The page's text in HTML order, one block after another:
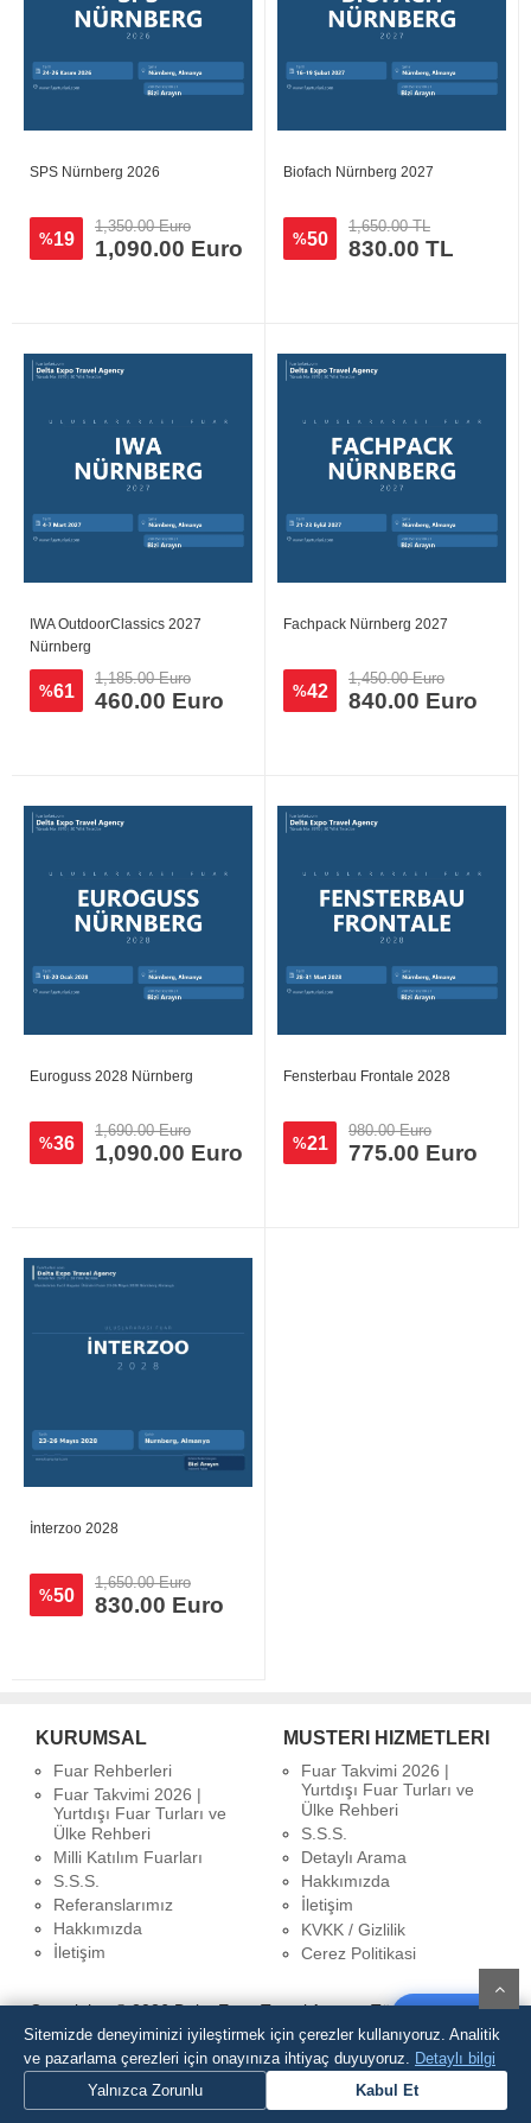
Anasayfa Hakkımızda Referanslarımız Fuar Rehberleri Iletisim
SPS Nürnberg 2026
%19
1,350.00 Euro
1,090.00 Euro
Biofach Nürnberg 2027
%50
1,650.00 TL
830.00 TL
IWA OutdoorClassics 2027
Nürnberg
%61
1,185.00 Euro
460.00 Euro
Fachpack Nürnberg 2027
%42
1,450.00 Euro
840.00 Euro
Euroguss 2028 Nürnberg
%36
1,690.00 Euro
1,090.00 Euro
Fensterbau Frontale 2028
%21
980.00 Euro
775.00 Euro
İnterzoo 2028
%50
1,650.00 Euro
830.00 Euro
KURUMSAL
Fuar Rehberleri
Fuar Takvimi 2026 |
Yurtdışı Fuar Turları ve
Ülke Rehberi
Milli Katılım Fuarları
S.S.S.
Referanslarımız
Hakkımızda
İletişim
MUSTERI HIZMETLERI
Fuar Takvimi 2026 |
Yurtdışı Fuar Turları ve
Ülke Rehberi
S.S.S.
Detaylı Arama
Hakkımızda
İletişim
KVKK / Gizlilik
Cerez Politikasi
Copyrights © 2026 Delta Expo Travel Agency Türsab Belge No:
3970
WhatsApp Destek Hattı
Sitemizde deneyiminizi iyileştirmek için çerezler kullanıyoruz. Analitik
ve pazarlama çerezleri için onayınıza ihtiyaç duyuyoruz. Detaylı bilgi
Yalnızca Zorunlu
Kabul Et
Teklif Al